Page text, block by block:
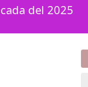
del 2025